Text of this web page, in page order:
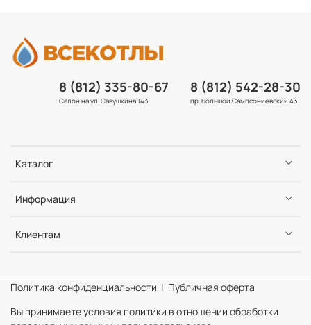
Каталог
Информация
Клиентам
8 (812) 335-80-67
Салон на ул. Савушкина 143
8 (812) 542-28-30
пр. Большой Сампсониевский 43
Политика конфиденциальности | Публичная оферта
Вы принимаете условия политики в отношении обработки